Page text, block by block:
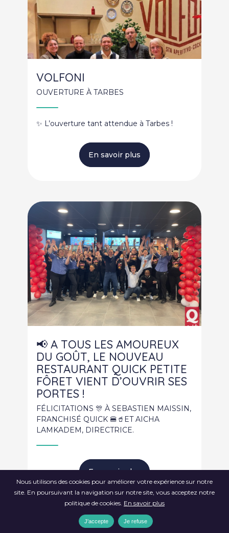
VOLFONI
OUVERTURE À TARBES
✨ L’ouverture tant attendue à Tarbes !
En savoir plus
📢 A TOUS LES AMOUREUX
DU GOÛT, LE NOUVEAU
RESTAURANT QUICK PETITE
FÔRET VIENT D’OUVRIR SES
PORTES !
FÉLICITATIONS 🎊 À SEBASTIEN MAISSIN,
FRANCHISÉ QUICK 🍔🥤ET AICHA
LAMKADEM, DIRECTRICE.
En savoir plus
Nous utilisons des cookies pour améliorer votre expérience sur notre
site. En poursuivant la navigation sur notre site, vous acceptez notre
politique de cookies. En savoir plus
J'accepte Je refuse